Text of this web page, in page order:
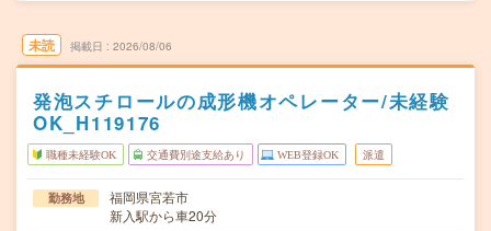
未読 掲載日 2026/08/06
発泡スチロールの成形機オペレーター/未経験
OK_H119176
職種未経験OK 交通費別途支給あり WEB登録OK 派遣
勤務地
福岡県宮若市
新入駅から車20分